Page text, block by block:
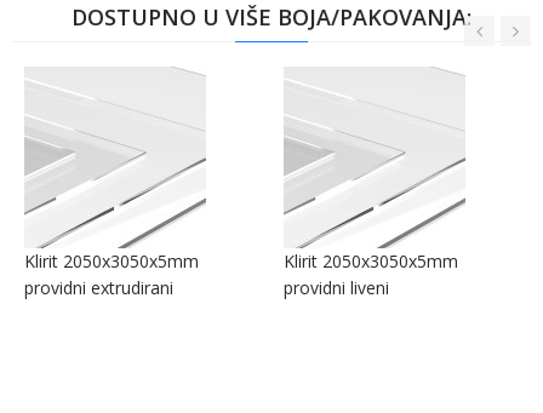
DOSTUPNO U VIŠE BOJA/PAKOVANJA:
Klirit 2050x3050x5mm
providni extrudirani
Klirit 2050x3050x5mm
providni liveni